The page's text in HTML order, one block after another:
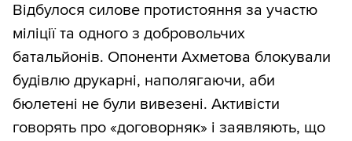
Відбулося силове протистояння за участю
міліції та одного з добровольчих
батальйонів. Опоненти Ахметова блокували
будівлю друкарні, наполягаючи, аби
бюлетені не були вивезені. Активісти
говорять про «договорняк» і заявляють, що